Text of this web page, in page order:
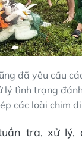
đã yêu cầu
lý tình trạng
các loài chim
tra, xử lý,